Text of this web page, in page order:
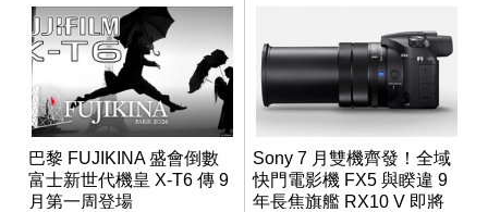
巴黎 FUJIKINA 盛會倒數
富士新世代機皇 X-T6 傳 9
月第一周登場
Sony 7 月雙機齊發！全域
快門電影機 FX5 與睽違 9
年長焦旗艦 RX10 V 即將